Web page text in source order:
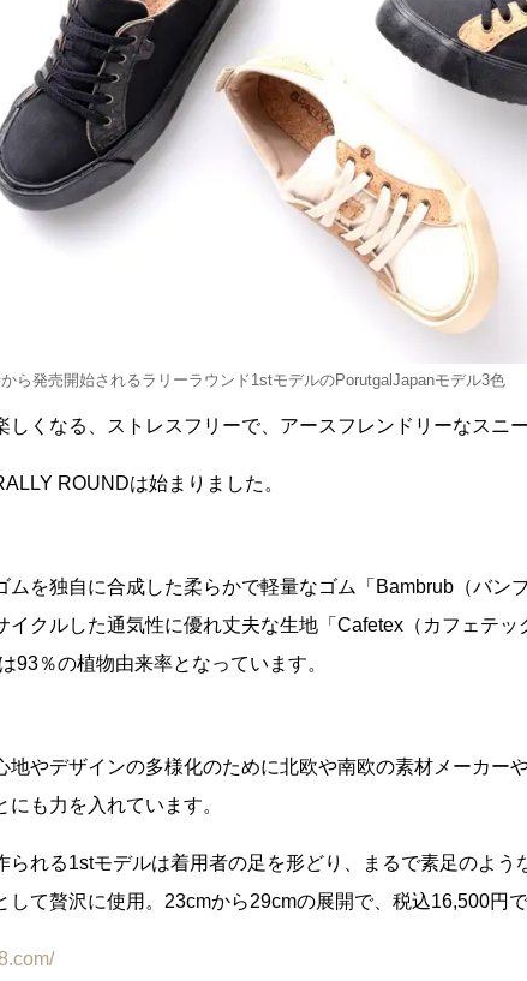
ら発売開始されるラリーラウンド1stモデルのPorutgalJapanモデル3色
しくなる、ストレスフリーで、アースフレンドリーなスニ
ROUNDは始まりました。
ムを独自に合成した柔らかで軽量なゴム「Bambrub（バン
イクルした通気性に優れ丈夫な生地「Cafetex（カフェテ
93％の植物由来率となっています。
地やデザインの多様化のために北欧や南欧の素材メーカー
にも力を入れています。
られる1stモデルは着用者の足を形どり、まるで素足のよ
して贅沢に使用。23cmから29cmの展開で、税込16,500円